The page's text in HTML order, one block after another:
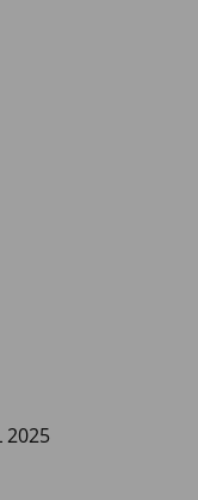
2025